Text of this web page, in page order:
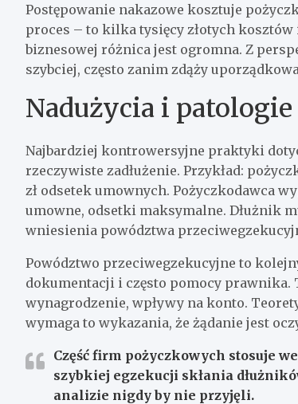
Postępowanie nakazowe kosztuje
proces – to kilka tysięcy złotych
biznesowej różnica jest ogromna. Z
szybciej, często zanim zdąży
Nadużycia i
Najbardziej kontrowersyjne praktyki
rzeczywiste zadłużenie. Przykład:
zł odsetek umownych. Pożyczkodawca
umowne, odsetki maksymalne. Dłużnik
wniesienia powództwa
Powództwo przeciwegzekucyjne to
dokumentacji i często pomocy prawnika.
wynagrodzenie, wpływy na konto.
wymaga to wykazania, że żądanie jest
Część firm pożyczkowych stosuje
szybkiej egzekucji skłania
analizie nigdy by nie przyjęli.